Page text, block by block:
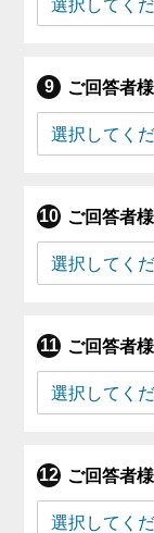
ご回答者
ご回答者
ご回答者
ご回答者